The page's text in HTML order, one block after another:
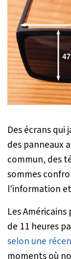
Des écrans
des panneaux
commun, des
sommes
l'information
Les
de 11 heures
selon une
moments où